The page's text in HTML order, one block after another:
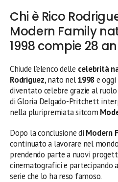
Chi è Rico
Modern Family
1998 compie 28
Chiude l’elenco delle celebrità
Rodriguez, nato nel1998e oggi
diventato celebre grazie al ruolo
di Gloria Delgado-Pritchett
nella pluripremiata sitcom
Dopo la conclusione di Modern
continuato a lavorare nel
prendendo parte a nuovi
cinematografici e partecipando
serie che lo ha reso famoso.